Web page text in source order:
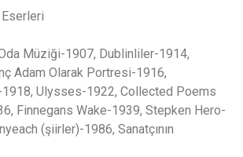
Müziği-1907, Dublinliler-1914,
Adam Olarak Portresi-1916,
Ulysses-1922, Collected Poems
Finnegans Wake-1939, Stepken Hero-
(şiirler)-1986, Sanatçının